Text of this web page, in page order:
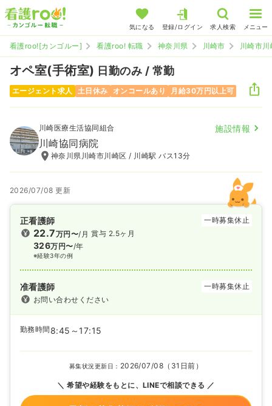
気になる 登録/ログイン 求人検索 メニュー
看護roo![カンゴルー] 看護roo! 転職 神奈川県 川崎市 川崎市
オペ室(手術室) 日勤のみ / 常勤
エージェント求人 土日休み オンコールあり 月給30万円以上可
川崎医療生活協同組合 施設情報
川崎協同病院
神奈川県川崎市川崎区 / 川崎駅 バス13分
2026/07/08 更新
正看護師 一時募集休止
22.7万円〜/月
326万円〜/年
※経験3年の例
賞与 2.5ヶ月
准看護師
一時募集休止
お問い合わせください
勤務時間 8:45～17:15
募集状況更新日： 2026/07/08（31日前）
希望や経験をもとに、LINEで相談できる